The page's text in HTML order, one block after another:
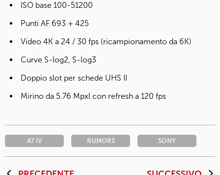
ISO base 100-51200
Punti AF 693 + 425
Video 4K a 24 / 30 fps (ricampionamento da 6K)
Curve S-log2, S-log3
Doppio slot per schede UHS II
Mirino da 5.76 Mpxl con refresh a 120 fps
A7 IV RUMORS SONY